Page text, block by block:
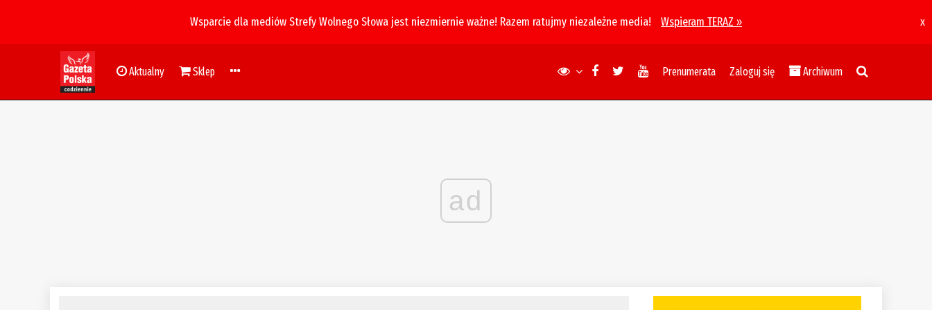
Wsparcie dla mediów Strefy Wolnego Słowa jest niezmiernie ważne! Razem ratujmy niezależne media! Wspieram TERAZ » x
Aktualny Sklep Prenumerata Zaloguj się Archiwum
ad